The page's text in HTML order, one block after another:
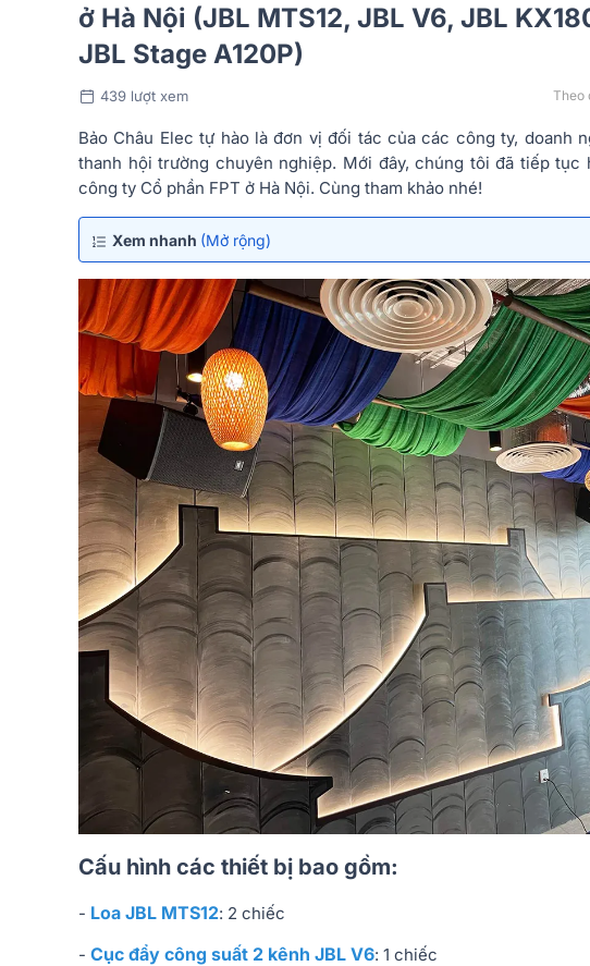
ở Hà Nội (JBL MTS12, JBL V6, JBL
JBL Stage A120P)
439 lượt xem Theo
Bảo Châu Elec tự hào là đơn vị đối tác của các công ty, doanh
thanh hội trường chuyên nghiệp. Mới đây, chúng tôi đã tiếp tục
công ty Cổ phần FPT ở Hà Nội. Cùng tham khảo nhé!
Xem nhanh (Mở rộng)
Cấu hình các thiết bị bao gồm:
- Loa JBL MTS12: 2 chiếc
- Cục đẩy công suất 2 kênh JBL V6: 1 chiếc